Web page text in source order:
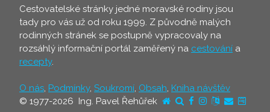
Cestovatelské stránky jedné moravské rodiny jsou
tady pro vás už od roku 1999. Z původně malých
rodinných stránek se postupně vypracovaly na
rozsáhlý informační portál zaměřený na cestování a
recepty.
O nás, Podmínky, Soukromí, Obsah, Kniha návštěv
© 1977-2026 Ing. Pavel Řehůřek